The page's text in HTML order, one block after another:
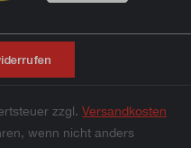
zzgl. Versandkosten
wenn nicht anders